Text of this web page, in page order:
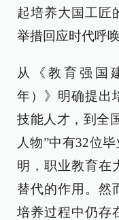
起培养大国工匠
举措回应时代呼唤
从《教育强国
年）》明确提出
技能人才，到全
人物”中有32位
明，职业教育在
替代的作用。然
培养过程中仍存